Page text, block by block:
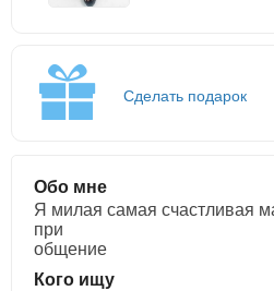
Сделать подарок
Обо мне
Я милая самая счастливая
при
общение
Кого ищу